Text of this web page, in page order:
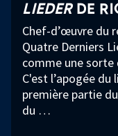
LIEDERDE
Chef-d’œuvre du
Quatre Derniers
comme une
C'est l’apogée du
première partie
du …